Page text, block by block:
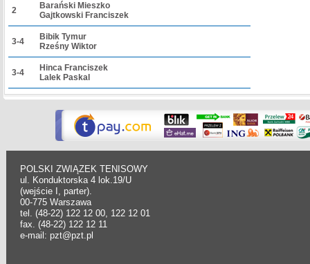
2
Barański Mieszko
Gajtkowski Franciszek
3-4
Bibik Tymur
Rześny Wiktor
3-4
Hinca Franciszek
Lalek Paskal
POLSKI ZWIĄZEK TENISOWY
ul. Konduktorska 4 lok.19/U
(wejście I, parter).
00-775 Warszawa
tel. (48-22) 122 12 00, 122 12 01
fax. (48-22) 122 12 11
e-mail: pzt@pzt.pl